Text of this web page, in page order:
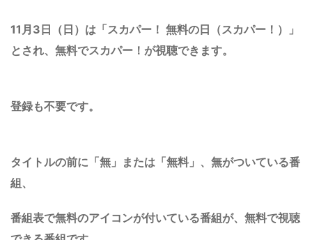
11月3日（日）は「スカパー！ 無料の日（スカパー！）」
とされ、無料でスカパー！が視聴できます。
登録も不要です。
タイトルの前に「無」または「無料」、無がついている番
組、
番組表で無料のアイコンが付いている番組が、無料で視聴